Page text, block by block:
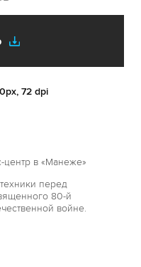
72 dpi
в «Манеже»
перед
80-й
войне.